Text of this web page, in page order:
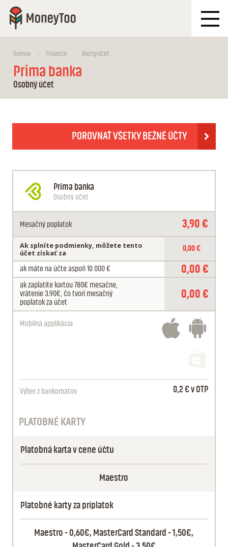
Domov Financie Bežný účet
Prima banka
Osobný účet
POROVNAŤ VŠETKY BEŽNÉ ÚČTY
Prima banka
Osobný účet
Mobilná applikácia
Výber z bankomatov 0,2 € v OTP
Mesačný poplatok 3,90 €
Ak splníte podmienky, môžete tento
účet získať za
0,00 €
ak máte na účte aspoň 10 000 € 0,00 €
ak zaplatíte kartou 780€ mesačne,
vrátenie 3.90€, čo tvorí mesačný
poplatok za účet
0,00 €
PLATOBNÉ KARTY
Platobná karta v cene účtu
Maestro
Platobné karty za príplatok
Maestro - 0,60€, MasterCard Standard - 1,50€,